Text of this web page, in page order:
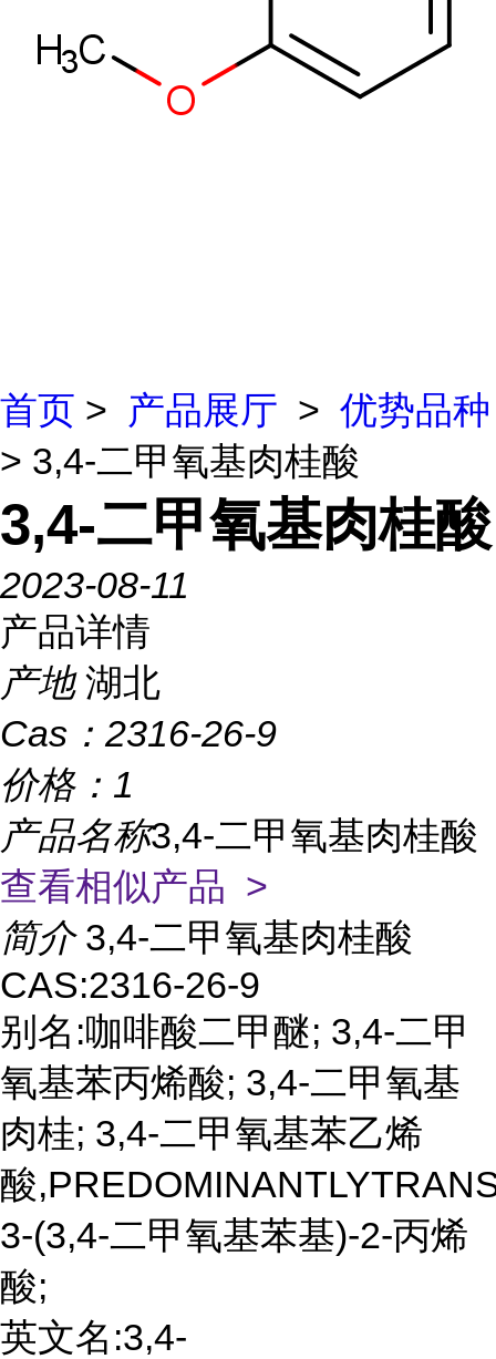
首页 > 产品展厅 > 优势品种
> 3,4-二甲氧基肉桂酸
3,4-二甲氧基肉桂酸
2023-08-11
产品详情
产地 湖北
Cas： 2316-26-9
价格： 1
产品名称3,4-二甲氧基肉桂酸
查看相似产品 >
简介 3,4-二甲氧基肉桂酸
CAS:2316-26-9
别名:咖啡酸二甲醚; 3,4-二甲
氧基苯丙烯酸; 3,4-二甲氧基
肉桂; 3,4-二甲氧基苯乙烯
酸
3-(3,4-二甲氧基苯基)-2-丙烯
酸;
英文名:3,4-